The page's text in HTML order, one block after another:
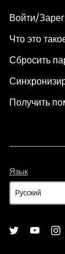
Войти/
Что это
Сбросить
Получить
Язык